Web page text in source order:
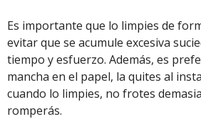
Es importante que lo limpies de
evitar que se acumule excesiva
tiempo y esfuerzo. Además, es
mancha en el papel, la quites al
cuando lo limpies, no frotes
romperás.